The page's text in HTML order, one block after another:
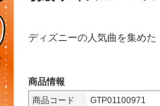
ディズニーの人気曲を集め
商品情報
商品コード GTP01100971